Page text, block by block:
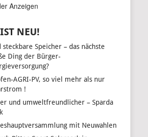
Anzeigen
NEU!
steckbare Speicher – das nächste
Ding der Bürger-
AGRI-PV, so viel mehr als nur
!
und umweltfreundlicher – Sparda
mit Neuwahlen